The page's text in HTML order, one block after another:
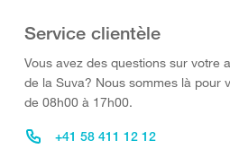
Service clientèle
Vous avez des questions sur votre
de la Suva? Nous sommes là pour
de 08h00 à 17h00.
+41 58 411 12 12